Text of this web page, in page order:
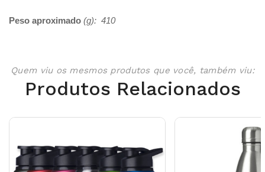
Peso aproximado (g): 410
Quem viu os mesmos produtos que você, também viu:
Produtos Relacionados